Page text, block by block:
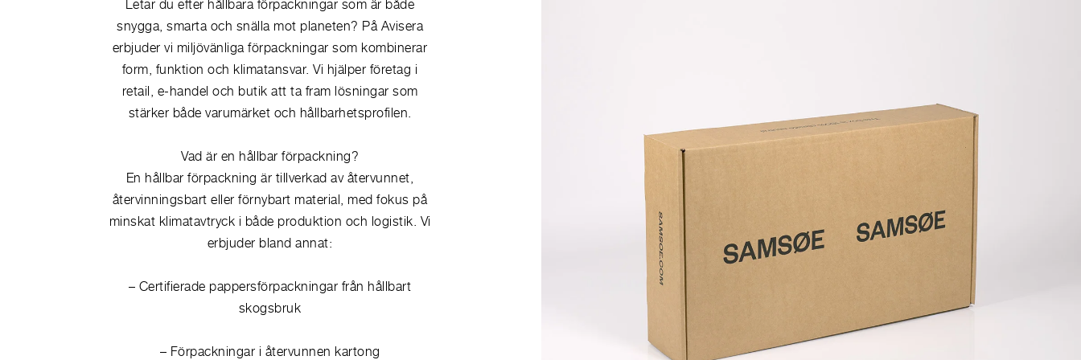
Letar du efter hållbara förpackningar som är både
snygga, smarta och snälla mot planeten? På Avisera
erbjuder vi miljövänliga förpackningar som kombinerar
form, funktion och klimatansvar. Vi hjälper företag i
retail, e-handel och butik att ta fram lösningar som
stärker både varumärket och hållbarhetsprofilen.
Vad är en hållbar förpackning?
En hållbar förpackning är tillverkad av återvunnet,
återvinningsbart eller förnybart material, med fokus på
minskat klimatavtryck i både produktion och logistik. Vi
erbjuder bland annat:
– Certifierade pappersförpackningar från hållbart
skogsbruk
– Förpackningar i återvunnen kartong